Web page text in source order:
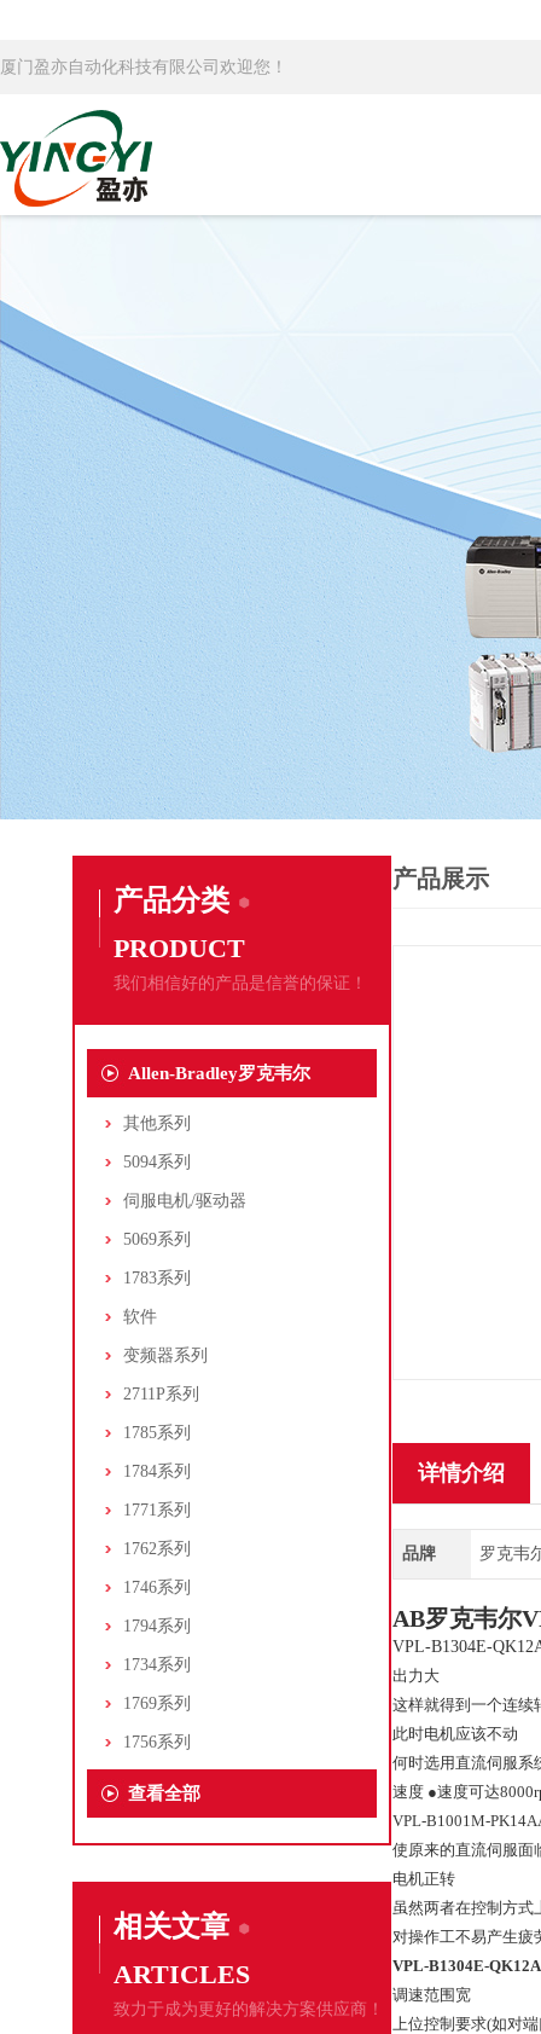
厦门盈亦自动化科技有限公司欢迎您！
产品分类
PRODUCT
我们相信好的产品是信誉的保证！
Allen-Bradley罗克韦尔
其他系列
5094系列
伺服电机/驱动器
5069系列
1783系列
软件
变频器系列
2711P系列
1785系列
1784系列
1771系列
1762系列
1746系列
1794系列
1734系列
1769系列
1756系列
查看全部
相关文章
ARTICLES
致力于成为更好的解决方案供应商！
产品展示
详情介绍
品牌 罗克韦
AB罗克韦尔
VPL-B1304E-
出力大
这样就得到一个连续
此时电机应该不动
何时选用直流伺服系
速度 ●速度可达
VPL-B1001M-
使原来的直流伺服面
电机正转
虽然两者在控制方式
对操作工不易产生疲
VPL-B1304E-
调速范围宽
上位控制要求(如对